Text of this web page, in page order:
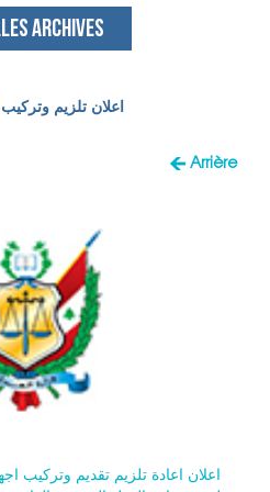
ARCHIVES
اعلان تلزيم
Arrière
اعلان اعادة تلزيم تقديم وتركيب